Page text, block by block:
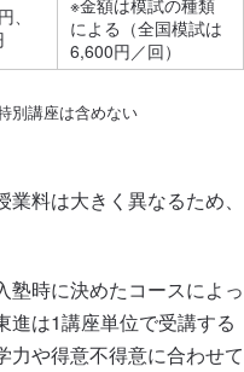
※金額は模試の種類
による（全国模試は
6,600円／回）
別講座は含めない
料は大きく異なるため、
塾時に決めたコースによっ
進は1講座単位で受講する
力や得意不得意に合わせて